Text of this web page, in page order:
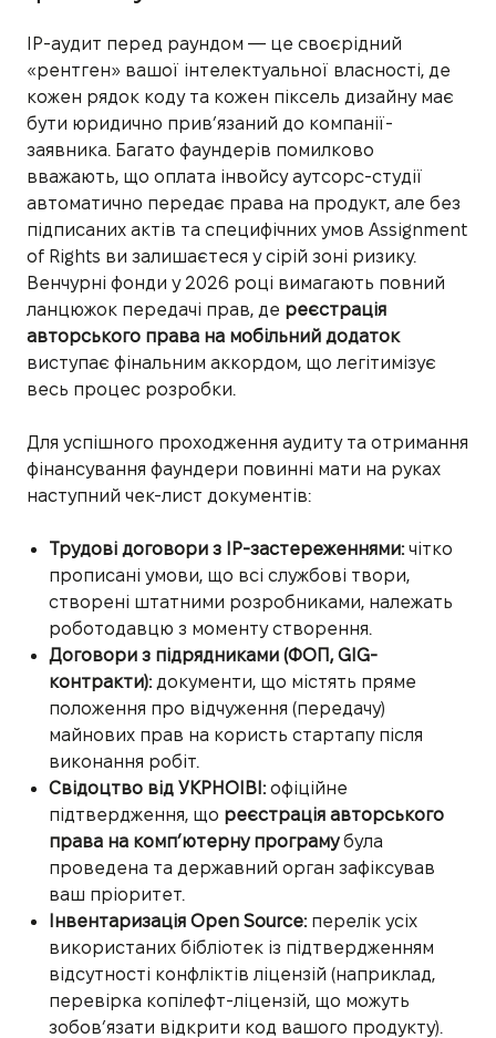
IP-аудит перед раундом — це своєрідний
«рентген» вашої інтелектуальної власності, де
кожен рядок коду та кожен піксель дизайну має
бути юридично прив’язаний до компанії-
заявника. Багато фаундерів помилково
вважають, що оплата інвойсу аутсорс-студії
автоматично передає права на продукт, але без
підписаних актів та специфічних умов Assignment
of Rights ви залишаєтеся у сірій зоні ризику.
Венчурні фонди у 2026 році вимагають повний
ланцюжок передачі прав, де реєстрація
авторського права на мобільний додаток
виступає фінальним аккордом, що легітимізує
весь процес розробки.
Для успішного проходження аудиту та отримання
фінансування фаундери повинні мати на руках
наступний чек-лист документів:
Трудові договори з IP-застереженнями:чітко
прописані умови, що всі службові твори,
створені штатними розробниками, належать
роботодавцю з моменту створення.
Договори з підрядниками (ФОП, GIG-
контракти):документи, що містять пряме
положення про відчуження (передачу)
майнових прав на користь стартапу після
виконання робіт.
Свідоцтво від УКРНОІВІ:офіційне
підтвердження, що реєстрація авторського
права на комп’ютерну програмубула
проведена та державний орган зафіксував
ваш пріоритет.
Інвентаризація Open Source:перелік усіх
використаних бібліотек із підтвердженням
відсутності конфліктів ліцензій (наприклад,
перевірка копілефт-ліцензій, що можуть
зобов’язати відкрити код вашого продукту).